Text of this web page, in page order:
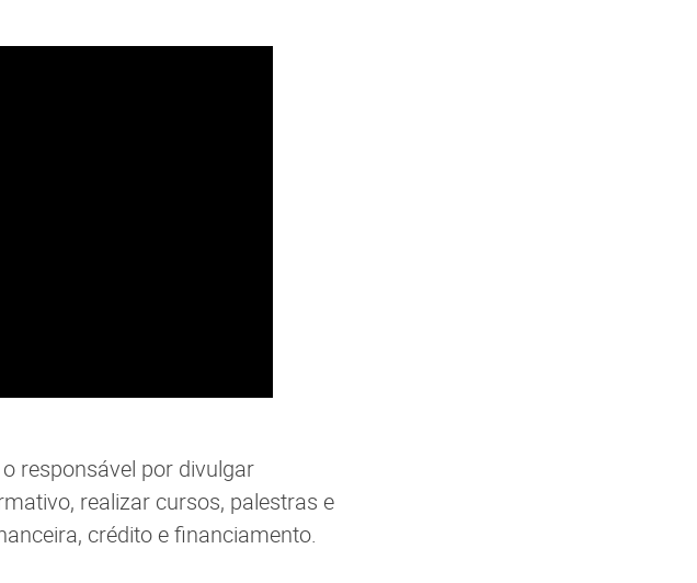
o responsável por divulgar
realizar cursos, palestras e
crédito e financiamento.